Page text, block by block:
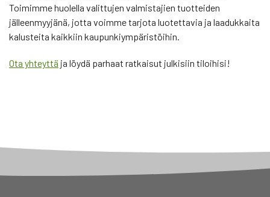
Toimimme huolella valittujen valmistajien tuotteiden
jälleenmyyjänä, jotta voimme tarjota luotettavia ja laadukkaita
kalusteita kaikkiin kaupunkiympäristöihin.
Ota yhteyttä ja löydä parhaat ratkaisut julkisiin tiloihisi!